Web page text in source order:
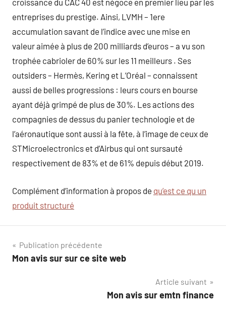
croissance du CAC 40 est négoce en premier lieu par les
entreprises du prestige. Ainsi, LVMH – 1ere
accumulation savant de l’indice avec une mise en
valeur aimée à plus de 200 milliards d’euros – a vu son
trophée cabrioler de 60% sur les 11 meilleurs . Ses
outsiders – Hermès, Kering et L’Oréal – connaissent
aussi de belles progressions : leurs cours en bourse
ayant déjà grimpé de plus de 30%. Les actions des
compagnies de dessus du panier technologie et de
l’aéronautique sont aussi à la fête, à l’image de ceux de
STMicroelectronics et d’Airbus qui ont sursauté
respectivement de 83% et de 61% depuis début 2019.
Complément d’information à propos de qu’est ce qu un
produit structuré
Navigation
de
Publication précédente
Mon avis sur sur ce site web
Article suivant
Mon avis sur emtn finance